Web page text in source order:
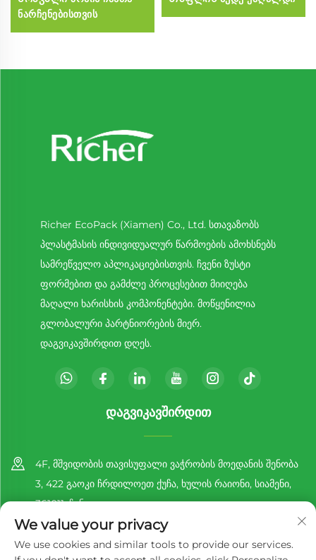
ნარჩენებისთვის
Richer EcoPack (Xiamen) Co., Ltd. სთავაზობს
პლასტმასის ინდივიდუალურ წარმოების ამოხსნებს
სამრეწველო აპლიკაციებისთვის. ჩვენი ზუსტი
ფორმებით და გამძლე პროცესებით მიიღება
მაღალი ხარისხის კომპონენტები. მოწყენილია
გლობალური პარტნიორების მიერ.
დაგვიკავშირდით დღეს.
ᲓᲐᲒᲕᲘᲙᲐᲕᲨᲘᲠᲓᲘᲗ
4F, მშვიდობის თავისუფალი ვაჭრობის მოედანის შენობა
3, 422 გაოკი ჩრდილოეთ ქუჩა, ხულის რაიონი, სიამენი,
361011, ჩინეთი
+86-13860188777
We value your privacy
We use cookies and similar tools to provide our services.